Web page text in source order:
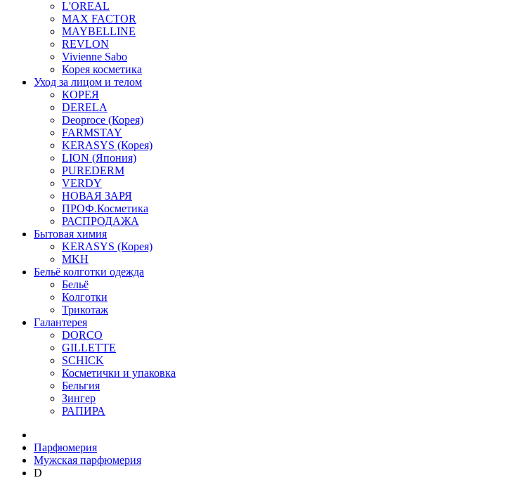
L'OREAL
MAX FACTOR
MAYBELLINE
REVLON
Vivienne Sabo
Корея косметика
Уход за лицом и телом
КОРЕЯ
DERELA
Deoproce (Корея)
FARMSTAY
KERASYS (Корея)
LION (Япония)
PUREDERM
VERDY
НОВАЯ ЗАРЯ
ПРОФ.Косметика
РАСПРОДАЖА
Бытовая химия
KERASYS (Корея)
MKH
Бельё колготки одежда
Бельё
Колготки
Трикотаж
Галантерея
DORCO
GILLETTE
SCHICK
Косметички и упаковка
Бельгия
Зингер
РАПИРА
Парфюмерия
Мужская парфюмерия
D